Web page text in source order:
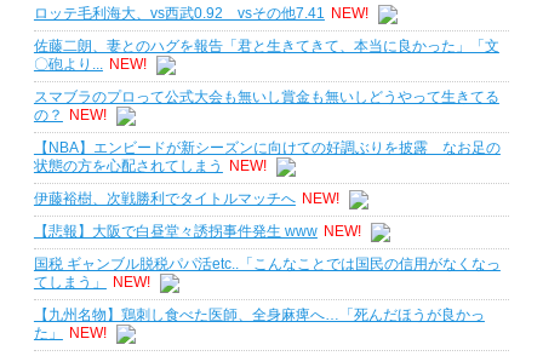
ロッテ毛利海大、vs西武0.92 vsその他7.41 NEW!
佐藤二朗、妻とのハグを報告「君と生きてきて、本当に良かった」「文
〇砲より... NEW!
スマブラのプロって公式大会も無いし賞金も無いしどうやって生きてる
の？
NEW!
【NBA】エンビードが新シーズンに向けての好調ぶりを披露 なお足の
状態の方を心配されてしまう
NEW!
伊藤裕樹、次戦勝利でタイトルマッチへ NEW!
【悲報】大阪で白昼堂々誘拐事件発生 www NEW!
国税 ギャンブル脱税パパ活etc..「こんなことでは国民の信用がなくなっ
てしまう」
NEW!
【九州名物】鶏刺し食べた医師、全身麻痺へ…「死んだほうが良かっ
た」
NEW!